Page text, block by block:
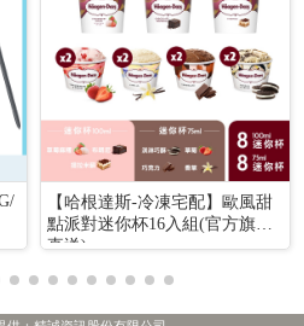
【哈根達斯-冷凍宅配】歐風甜
點派對迷你杯16入組(官方旗艦
直送)